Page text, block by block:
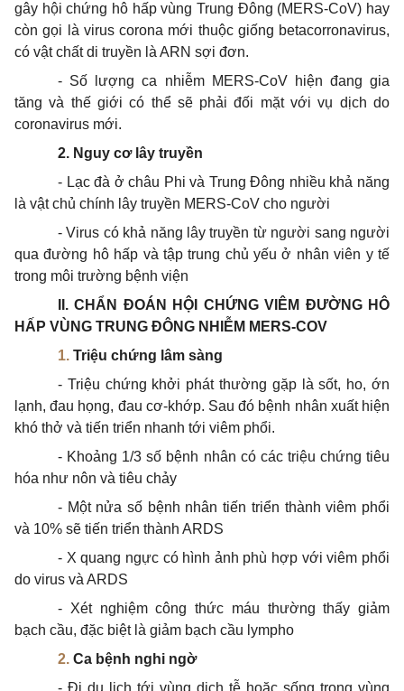
gây hội chứng hô hấp vùng Trung Đông (MERS-CoV) hay
còn gọi là virus corona mới thuộc giống betacorronavirus,
có vật chất di truyền là ARN sợi đơn.
- Số lượng ca nhiễm MERS-CoV hiện đang gia
tăng và thế giới có thể sẽ phải đối mặt với vụ dịch do
coronavirus mới.
2. Nguy cơ lây truyền
- Lạc đà ở châu Phi và Trung Đông nhiều khả năng
là vật chủ chính lây truyền MERS-CoV cho người
- Virus có khả năng lây truyền từ người sang người
qua đường hô hấp và tập trung chủ yếu ở nhân viên y tế
trong môi trường bệnh viện
II. CHẨN ĐOÁN HỘI CHỨNG VIÊM ĐƯỜNG HÔ
HẤP VÙNG TRUNG ĐÔNG NHIỄM MERS-COV
1. Triệu chứng lâm sàng
- Triệu chứng khởi phát thường gặp là sốt, ho, ớn
lạnh, đau họng, đau cơ-khớp. Sau đó bệnh nhân xuất hiện
khó thở và tiến triển nhanh tới viêm phổi.
- Khoảng 1/3số bệnh nhân có các triệu chứng tiêu
hóa như nôn và tiêu chảy
- Một nửa số bệnh nhân tiến triển thành viêm phổi
và 10% sẽ tiến triển thành ARDS
- X quang ngực có hình ảnh phù hợp với viêm phổi
do virus và ARDS
- Xét nghiệm công thức máu thường thấy giảm
bạch cầu, đặc biệt là giảm bạch cầu lympho
2. Ca bệnh nghi ngờ
- Đi du lịch tới vùng dịch tễ hoặc sống trong vùng